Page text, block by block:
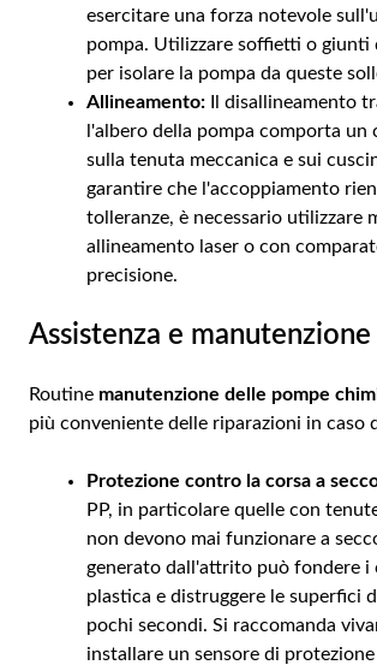
esercitare una forza notevole
pompa. Utilizzare soffietti o giunti
per isolare la pompa da queste
Allineamento: Il disallineamento
l'albero della pompa comporta un
sulla tenuta meccanica e sui
garantire che l'accoppiamento
tolleranze, è necessario utilizzare
allineamento laser o con
precisione.
Assistenza e
Routine manutenzione delle pompe
più conveniente delle riparazioni in caso
Protezione contro la corsa a
PP, in particolare quelle con
non devono mai funzionare a
generato dall'attrito può fondere i
plastica e distruggere le superfici
pochi secondi. Si raccomanda
installare un sensore di